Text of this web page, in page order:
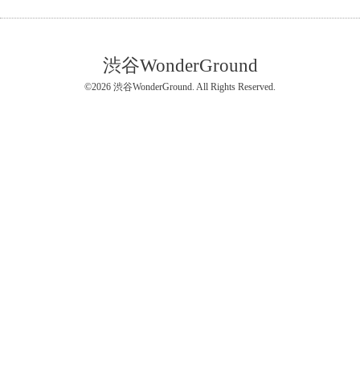
渋谷WonderGround
©2026 渋谷WonderGround. All Rights Reserved.